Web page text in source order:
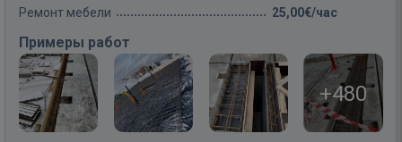
Ремонт мебели 25,00€/час
Примеры работ
+480